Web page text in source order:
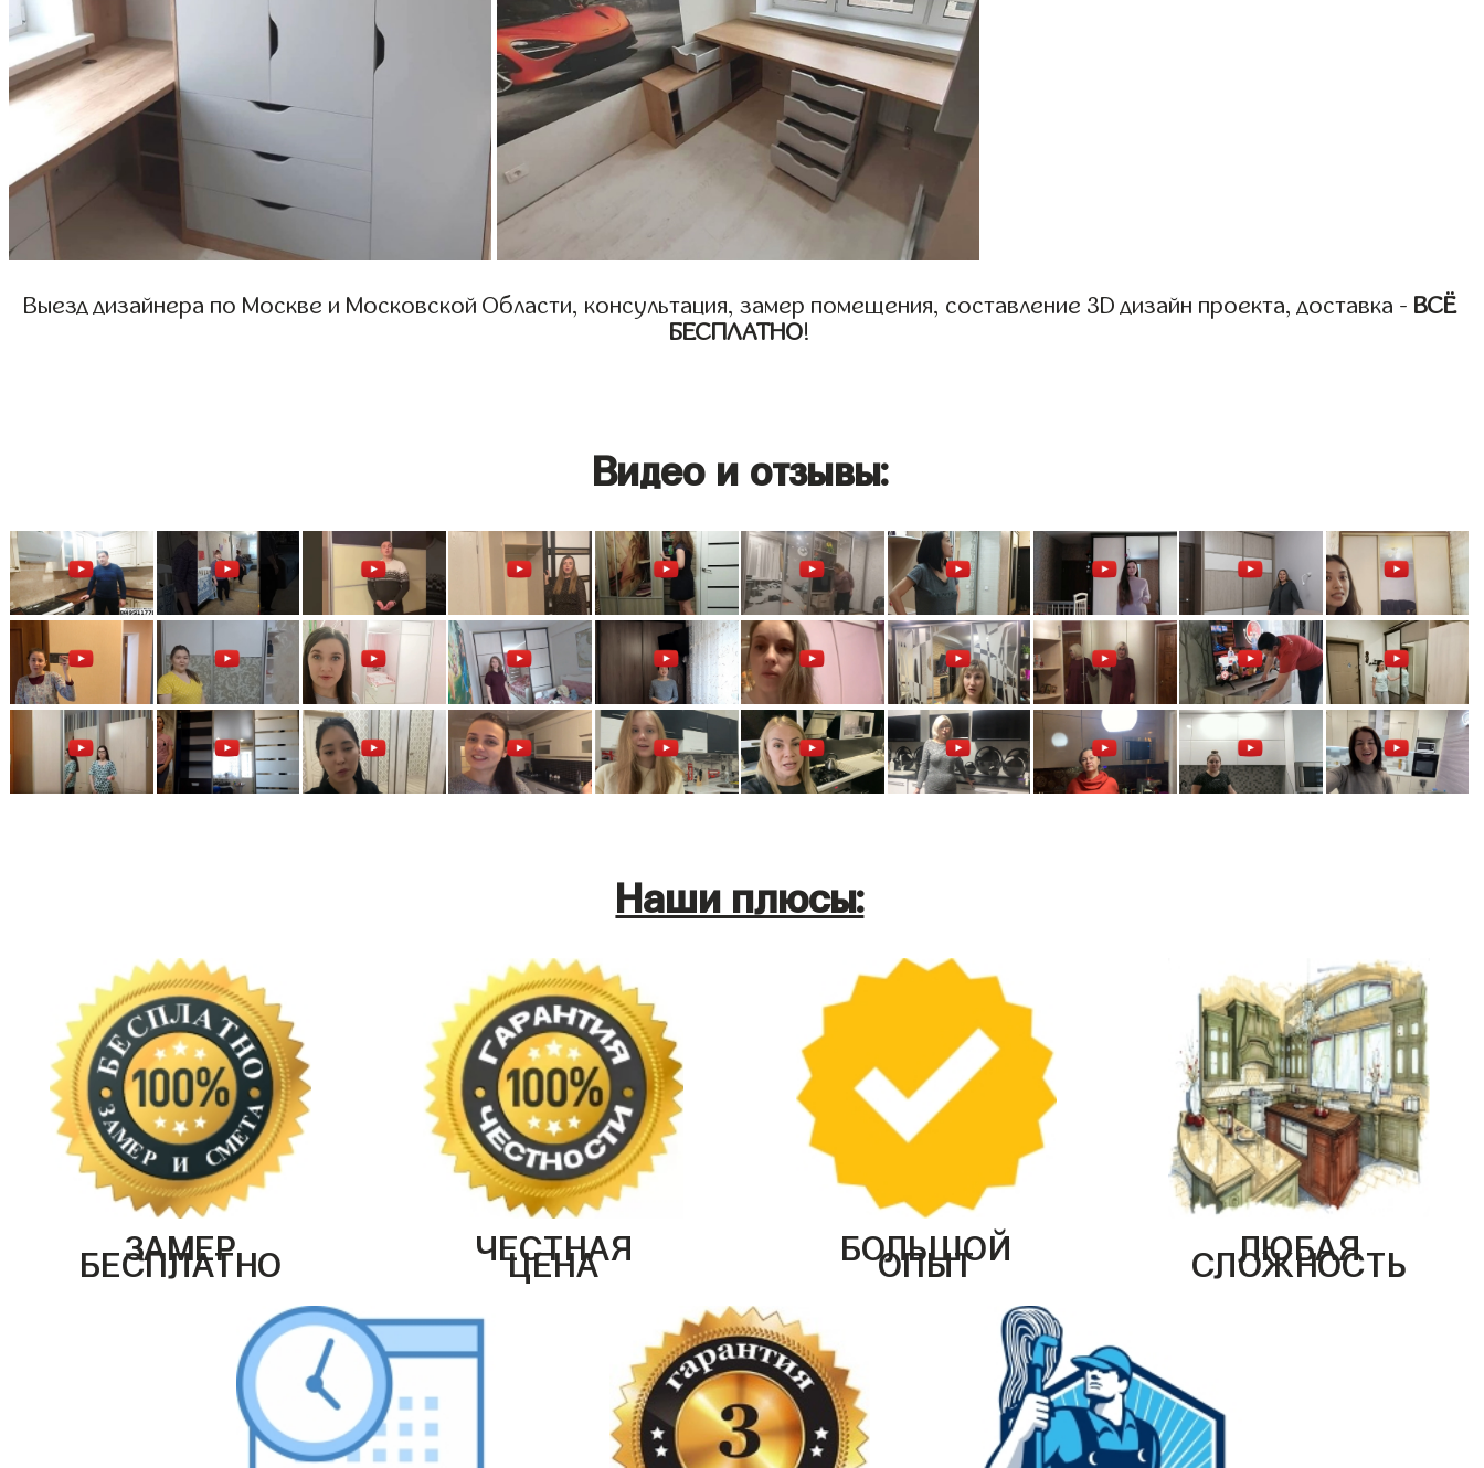
Выезд дизайнера по Москве и Московской Области, консультация, замер помещения, составление 3D дизайн проекта, доставка - ВСЁ
БЕСПЛАТНО!
Видео и отзывы:
Наши плюсы:
ЗАМЕР
БЕСПЛАТНО ЧЕСТНАЯ
ЦЕНА БОЛЬШОЙ
ОПЫТ ЛЮБАЯ
СЛОЖНОСТЬ